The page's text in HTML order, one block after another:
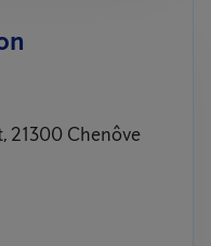
21300 Chenôve